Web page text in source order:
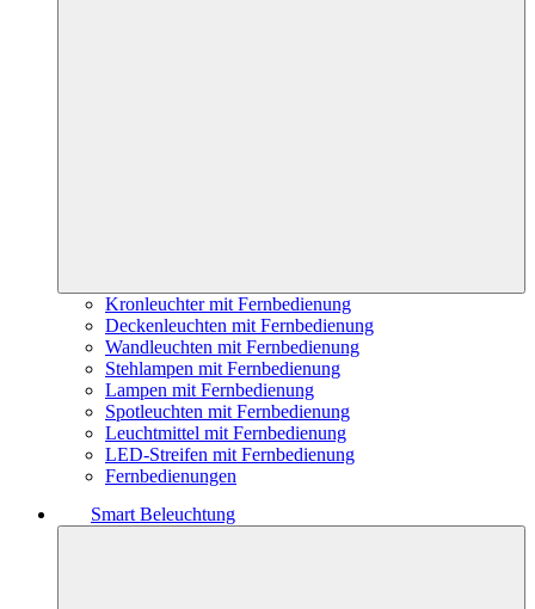
Kronleuchter mit Fernbedienung
Deckenleuchten mit Fernbedienung
Wandleuchten mit Fernbedienung
Stehlampen mit Fernbedienung
Lampen mit Fernbedienung
Spotleuchten mit Fernbedienung
Leuchtmittel mit Fernbedienung
LED-Streifen mit Fernbedienung
Fernbedienungen
Smart Beleuchtung